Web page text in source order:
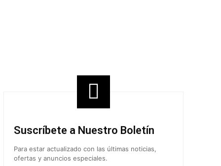
Suscríbete a Nuestro Boletín
Para estar actualizado con las últimas noticias,
ofertas y anuncios especiales.